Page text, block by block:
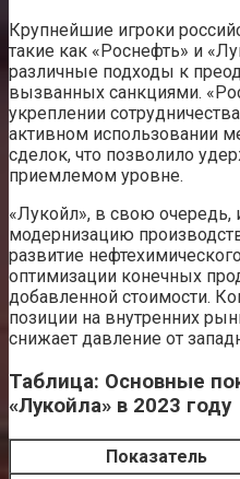
Крупнейшие игроки
такие как «Роснефть» и
различные подходы к
вызванных санкциями.
укреплении
активном использовании
сделок, что позволило
приемлемом уровне.
«Лукойл», в свою очередь,
модернизацию
развитие
оптимизации конечных
добавленной стоимости.
позиции на внутренних
снижает давление от
Таблица: Основные
«Лукойла» в 2023 году
Показатель